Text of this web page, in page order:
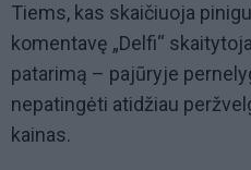
Tiems, kas skaičiuoja
komentavę „Delfi“
patarimą – pajūryje
nepatingėti atidžiau
kainas.